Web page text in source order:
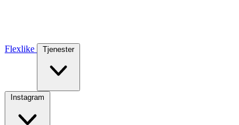
Flexlike Tjenester
Instagram